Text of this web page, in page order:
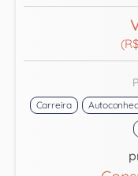
Carreira